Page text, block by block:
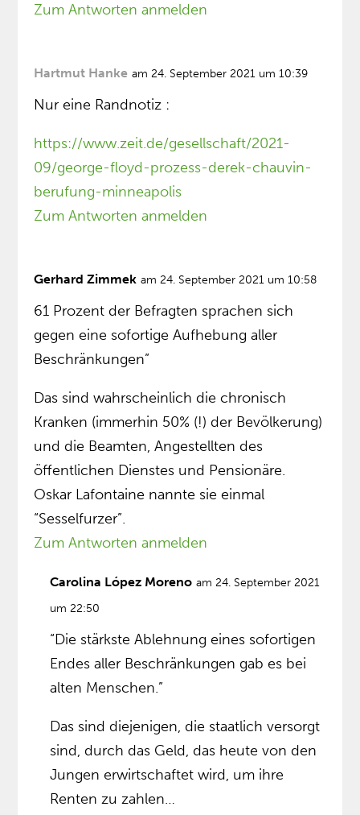
Zum Antworten anmelden
Hartmut Hanke am 24. September 2021 um 10:39
Nur eine Randnotiz :
https://www.zeit.de/gesellschaft/2021-
09/george-floyd-prozess-derek-chauvin-
berufung-minneapolis
Zum Antworten anmelden
Gerhard Zimmek am 24. September 2021 um 10:58
61 Prozent der Befragten sprachen sich
gegen eine sofortige Aufhebung aller
Beschränkungen”
Das sind wahrscheinlich die chronisch
Kranken (immerhin 50% (!) der Bevölkerung)
und die Beamten, Angestellten des
öffentlichen Dienstes und Pensionäre.
Oskar Lafontaine nannte sie einmal
“Sesselfurzer”.
Zum Antworten anmelden
Carolina López Moreno am 24. September 2021
um 22:50
“Die stärkste Ablehnung eines sofortigen
Endes aller Beschränkungen gab es bei
alten Menschen.”
Das sind diejenigen, die staatlich versorgt
sind, durch das Geld, das heute von den
Jungen erwirtschaftet wird, um ihre
Renten zu zahlen…